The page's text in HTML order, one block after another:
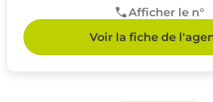
Afficher le n°
Voir la fiche de